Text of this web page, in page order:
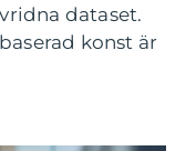
dataset.
konst är